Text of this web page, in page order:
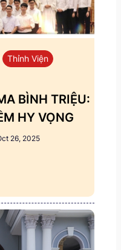
Thỉnh Viện
BÌNH TRIỆU:
HY VỌNG
26, 2025